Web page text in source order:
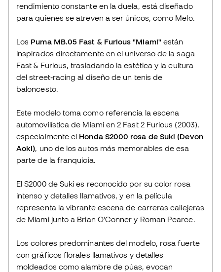
rendimiento constante en la duela, está diseñado
para quienes se atreven a ser únicos, como Melo.
Los Puma MB.05 Fast & Furious "Miami"están
inspirados directamente en el universo de la saga
Fast & Furious, trasladando la estética y la cultura
del street‑racing al diseño de un tenis de
baloncesto.
Este modelo toma como referencia la escena
automovilística de Miami en 2 Fast 2 Furious (2003),
especialmente el Honda S2000 rosa de Suki (Devon
Aoki), uno de los autos más memorables de esa
parte de la franquicia.
El S2000 de Suki es reconocido por su color rosa
intenso y detalles llamativos, y en la película
representa la vibrante escena de carreras callejeras
de Miami junto a Brian O’Conner y Roman Pearce.
Los colores predominantes del modelo, rosa fuerte
con gráficos florales llamativos y detalles
moldeados como alambre de púas, evocan